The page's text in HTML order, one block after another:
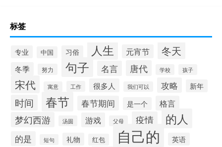
标签
专业 中国 习俗 人生 元宵节 冬天
冬季 努力 句子 名言 唐代 学校 孩子
宋代 寓意 工作 很多人 我们可以 攻略 新年
时间 春节 春节期间 是一个 格言
梦幻西游 汤圆 游戏 父母 疫情 的人
的是 短句 礼物 红包 自己的 英语